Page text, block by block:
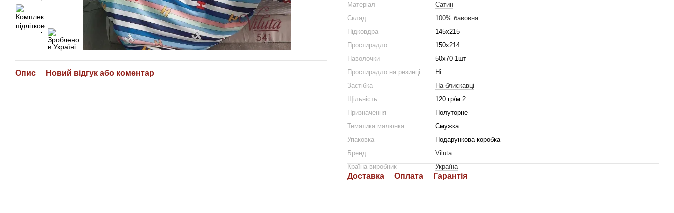
Опис Новий відгук або коментар
Матеріал
Сатин
Склад
100% бавовна
Підковдра
145x215
Простирадло
150х214
Наволочки
50x70-1шт
Простирадло на резинці
Ні
Застібка
На блискавці
Щільність
120 гр/м 2
Призначення
Полуторне
Тематика малюнка
Смужка
Упаковка
Подарункова коробка
Бренд
Viluta
Країна виробник
Україна
Доставка Оплата Гарантія